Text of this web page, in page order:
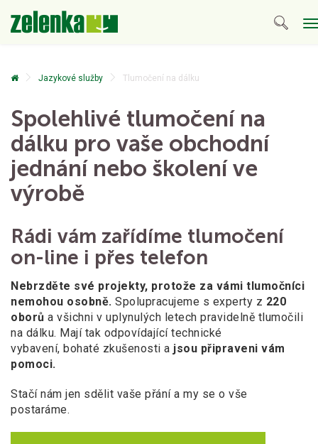
Jazykové služby Tlumočení na dálku
Spolehlivé tlumočení na
dálku pro vaše obchodní
jednání nebo školení ve
výrobě
Rádi vám zařídíme tlumočení
on-line i přes telefon
Nebrzděte své projekty, protože za vámi tlumočníci
nemohou osobně. Spolupracujeme s experty z 220
oborů a všichni v uplynulých letech pravidelně tlumočili
na dálku. Mají tak odpovídající technické
vybavení, bohaté zkušenosti a jsou připraveni vám
pomoci.
Stačí nám jen sdělit vaše přání a my se o vše
postaráme.